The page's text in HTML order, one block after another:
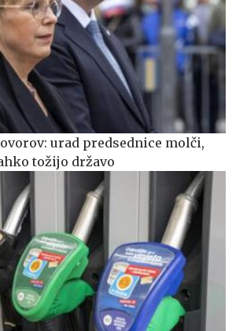
urad predsednice molči,
tožijo državo